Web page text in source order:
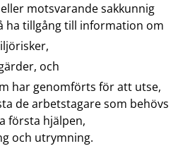
motsvarande sakkunnig
ha tillgång till information om
och
har genomförts för att utse,
de arbetstagare som behövs
första hjälpen,
och utrymning.